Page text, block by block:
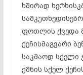
ხშირად
ფოთლის ქვედა
ქეჩისმაგვარი
საკმაოდ სქელი
ქმნის სქელ